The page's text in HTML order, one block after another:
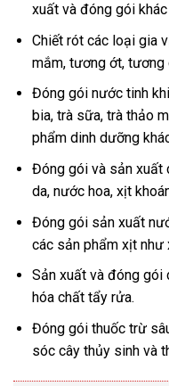
xuất và đóng gói khác
Chiết rót các loại gia
mắm, tương ớt, tương
Đóng gói nước tinh
bia, trà sữa, trà thảo
phẩm dinh dưỡng
Đóng gói và sản xuất
da, nước hoa, xịt
Đóng gói sản xuất
các sản phẩm xịt như
Sản xuất và đóng gói
hóa chất tẩy rửa.
Đóng gói thuốc trừ
sóc cây thủy sinh và